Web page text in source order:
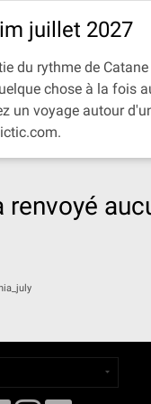
juillet 2027
du rythme de
chose à la fois
un voyage autour
renvoyé